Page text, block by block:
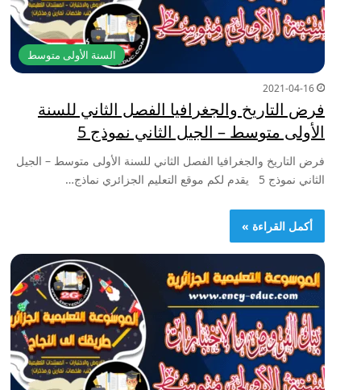
السنة الأولى متوسط
2021-04-16
فرض التاريخ والجغرافيا الفصل الثاني للسنة
الأولى متوسط – الجيل الثاني نموذج 5
فرض التاريخ والجغرافيا الفصل الثاني للسنة الأولى متوسط – الجيل
الثاني نموذج 5 يقدم لكم موقع التعليم الجزائري نماذج…
أكمل القراءة »